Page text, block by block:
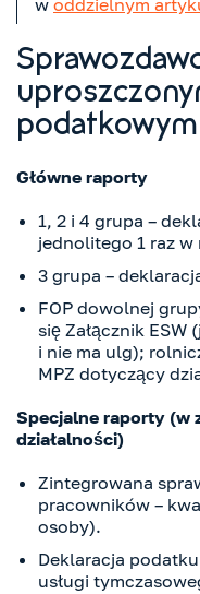
w oddzielnym
Główne raporty
1, 2 i 4 grupa –
jednolitego 1 raz w
3 grupa –
FOP dowolnej
się Załącznik ESW
i nie ma ulg);
MPZ dotyczący
Specjalne raporty (w
działalności)
Zintegrowana
pracowników –
osoby).
Deklaracja
usługi